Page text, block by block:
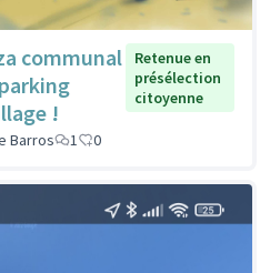
communal
!
Retenue en
présélection
citoyenne
Barros 1 0